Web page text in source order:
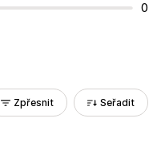
0
Zpřesnit Seřadit